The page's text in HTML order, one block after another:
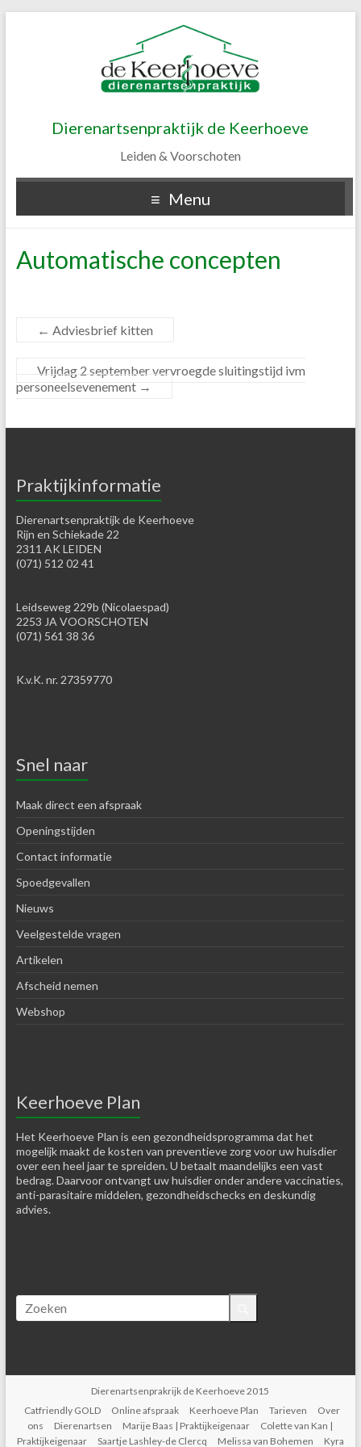
Dierenartsenpraktijk de Keerhoeve
Leiden & Voorschoten
Menu
Automatische concepten
← Adviesbrief kitten
Vrijdag 2 september vervroegde sluitingstijd ivm
personeelsevenement →
Praktijkinformatie
Dierenartsenpraktijk de Keerhoeve
Rijn en Schiekade 22
2311 AK LEIDEN
(071) 512 02 41
Leidseweg 229b (Nicolaespad)
2253 JA VOORSCHOTEN
(071) 561 38 36
K.v.K. nr. 27359770
Snel naar
Maak direct een afspraak
Openingstijden
Contact informatie
Spoedgevallen
Nieuws
Veelgestelde vragen
Artikelen
Afscheid nemen
Webshop
Keerhoeve Plan
Het Keerhoeve Plan is een gezondheidsprogramma dat het
mogelijk maakt de kosten van preventieve zorg voor uw huisdier
over een heel jaar te spreiden. U betaalt maandelijks een vast
bedrag. Daarvoor ontvangt uw huisdier onder andere vaccinaties,
anti-parasitaire middelen, gezondheidschecks en deskundig
advies.
Dierenartsenprakrijk de Keerhoeve 2015
Catfriendly GOLD
Online afspraak Keerhoeve Plan Tarieven
Over
ons
Dierenartsen Marije Baas | Praktijkeigenaar
Colette van Kan |
Praktijkeigenaar
Saartje Lashley-de Clercq Melissa van Bohemen Kyra